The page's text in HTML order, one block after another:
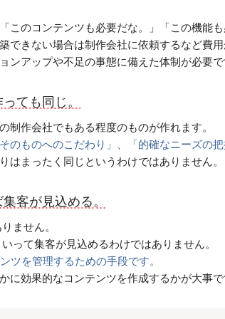
このコンテンツも必要だな。」「この機能
できない場合は制作会社に依頼するなど費用
ンアップや不足の事態に備えた体制が必要で
ても同じ。
制作会社でもある程度のものが作れます。
のものへのこだわり」、「的確なニーズの把
はまったく同じというわけではありません。
客が見込める。
ません。
って集客が見込めるわけではありません。
ツを管理するための手段です。
に効果的なコンテンツを作成するかが大事で